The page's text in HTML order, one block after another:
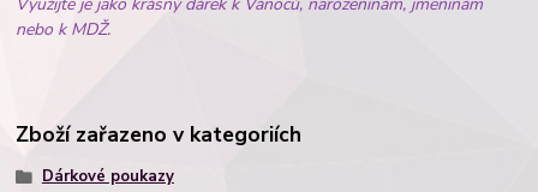
nebo k MDŽ.
Zboží zařazeno v kategoriích
Dárkové poukazy